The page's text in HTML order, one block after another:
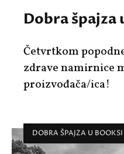
Dobra špajza
Četvrtkom
zdrave namirnice
proizvođača/ica!
DOBRA ŠPAJZA U BOOKSI